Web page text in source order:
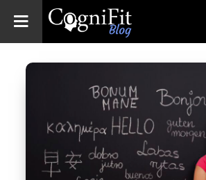
Health
News
Brain Training,
Mental Health, and
Wellness